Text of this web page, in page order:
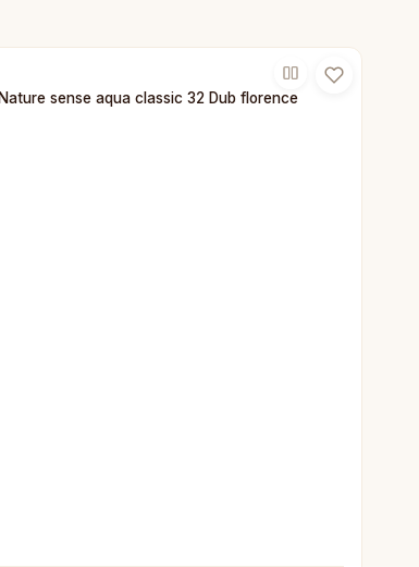
Nature sense aqua classic 32 Dub florence